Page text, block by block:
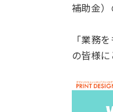
補助金）
「業務
の皆様